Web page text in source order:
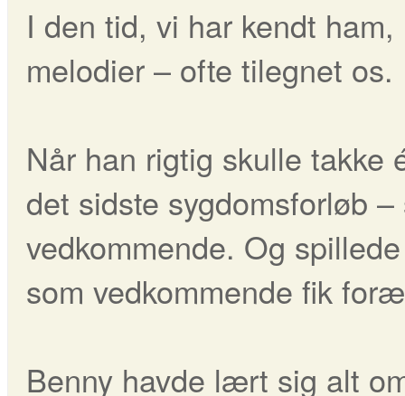
I den tid, vi har kendt
melodier – ofte tilegnet os.
Når han rigtig skulle
det sidste sygdomsforløb
vedkommende. Og
som vedkommende fik
Benny havde lært sig alt